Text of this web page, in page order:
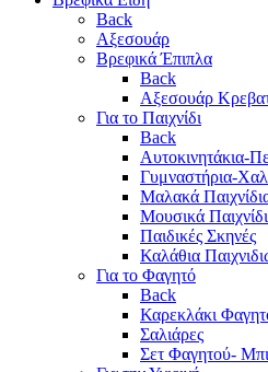
Back
Αξεσουάρ
Βρεφικά Έπιπλα
Back
Αξεσουάρ
Για το Παιχνίδι
Back
Αυτοκινητάκια-
Γυμναστήρια-
Μαλακά
Μουσικά
Παιδικές Σκηνές
Καλάθια
Για το Φαγητό
Back
Καρεκλάκι
Σαλιάρες
Σετ Φαγητού-